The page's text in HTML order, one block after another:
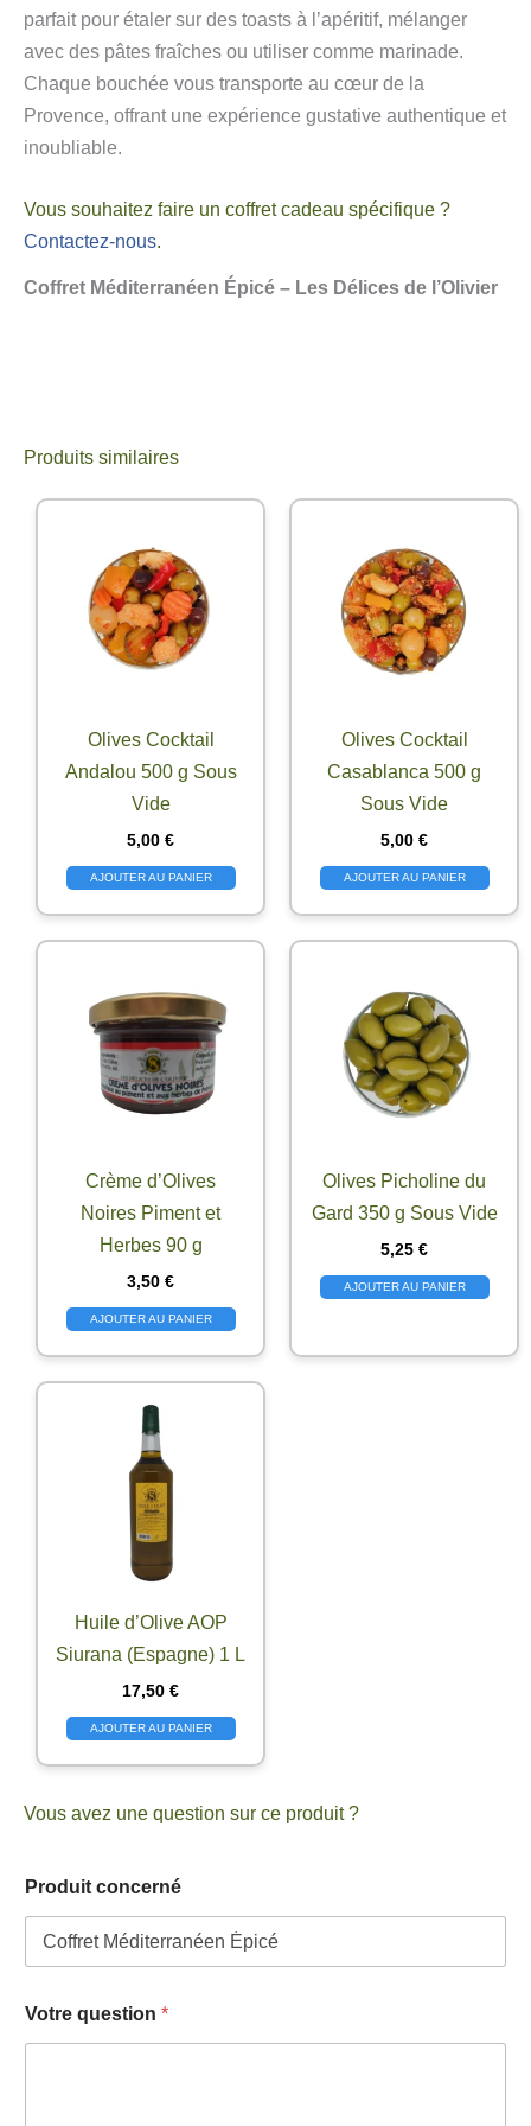
parfait pour étaler sur des toasts à l’apéritif, mélanger
avec des pâtes fraîches ou utiliser comme marinade.
Chaque bouchée vous transporte au cœur de la
Provence, offrant une expérience gustative authentique et
inoubliable.
Vous souhaitez faire un coffret cadeau spécifique ?
Contactez-nous.
Coffret Méditerranéen Épicé – Les Délices de l’Olivier
Produits similaires
Olives Cocktail
Andalou 500 g Sous
Vide
5,00 €
AJOUTER AU PANIER
Olives Cocktail
Casablanca 500 g
Sous Vide
5,00 €
AJOUTER AU PANIER
Crème d’Olives
Noires Piment et
Herbes 90 g
3,50 €
AJOUTER AU PANIER
Olives Picholine du
Gard 350 g Sous Vide
5,25 €
AJOUTER AU PANIER
Huile d’Olive AOP
Siurana (Espagne) 1 L
17,50 €
AJOUTER AU PANIER
Vous avez une question sur ce produit ?
Produit concerné
Votre question *